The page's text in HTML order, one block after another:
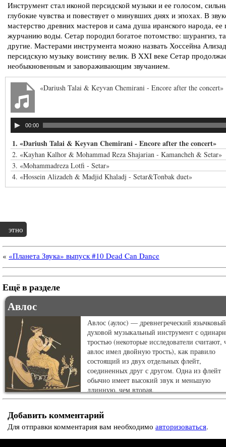
Инструмент стал иконой персидской музыки и ее голосом,
глубокие чувства и повествует о минувших днях и эпохах. В
мастерство древних мастеров и сама душа иранского народа, ее
журчанию воды. Сетар породил богатое потомство: шурангиз,
другие. Мастерами инструмента можно назвать Хоссейна
персидскую музыку воистину велик. В XXI веке Сетар
необыкновенным и завораживающим звучанием.
«Dariush Talai & Keyvan Chemirani - Encore after the concert»
00:00
1. «Dariush Talai & Keyvan Chemirani - Encore after the concert»
2. «Kayhan Kalhor & Mohammad Reza Shajarian - Kamancheh & Setar»
3. «Mohammadreza Lotfi - Setar»
4. «Hossein Alizadeh & Madjid Khaladj - Setar&Tonbak duet»
этно
« «Планета Звука» выпуск #10 Dead Can Dance
Ещё в разделе
Авлос
Авлос (аулос) — древнегреческий язычковый
духовой музыкальный инструмент с
тростью (некоторые исследователи считают,
авлос имел двойную трость), как правило
состоящий из двух отдельных флейт,
соединенных друг с другом. Одна из флейт
обычно имеет высокий звук и меньшую
длинную, чем вторая.
Добавить комментарий
Для отправки комментария вам необходимо авторизоваться.